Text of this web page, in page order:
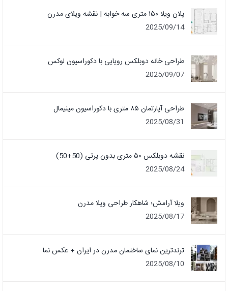
پلان ویلا ۱۵۰ متری سه خوابه | نقشه ویلای مدرن
2025/09/14
طراحی خانه دوبلکس رویایی با دکوراسیون لوکس
2025/09/07
طراحی آپارتمان ۸۵ متری با دکوراسیون مینیمال
2025/08/31
نقشه دوبلکس ۵۰ متری بدون پرتی (50+50)
2025/08/24
ویلا آرامش؛ شاهکار طراحی ویلا مدرن
2025/08/17
ترندترین نمای ساختمان مدرن در ایران + عکس نما
2025/08/10